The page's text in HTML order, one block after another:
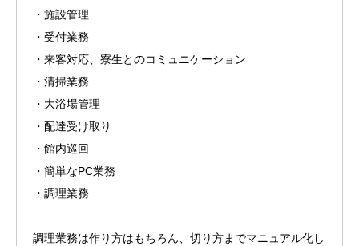
・施設管理
・受付業務
・来客対応、寮生とのコミュニケーション
・清掃業務
・大浴場管理
・配達受け取り
・館内巡回
・簡単なPC業務
・調理業務
調理業務は作り方はもちろん、切り方までマニュアル化し